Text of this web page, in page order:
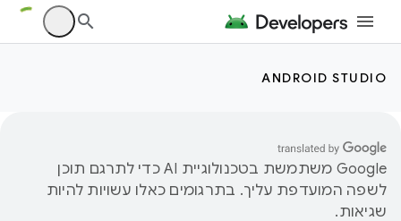
ANDROID STUDIO
‫Google משתמשת בטכנולוגיית AI כדי לתרגם תוכן
לשפה המועדפת עליך. בתרגומים כאלו עשויות להיות
שגיאות.